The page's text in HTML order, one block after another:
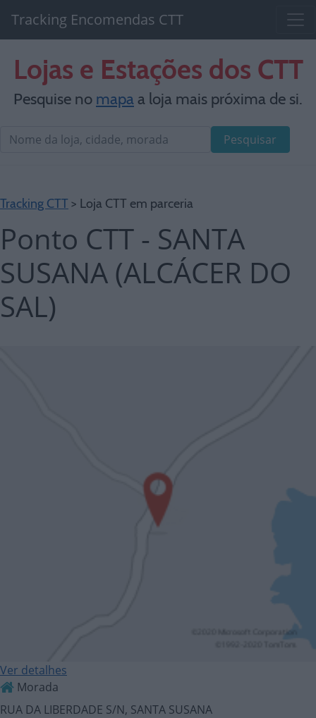
Tracking Encomendas CTT
Lojas e Estações dos CTT
Pesquise no mapaa loja mais próxima de si.
Pesquisar
Tracking CTT > Loja CTT em parceria
Ponto CTT - SANTA
SUSANA (ALCÁCER DO
SAL)
Ver detalhes
Morada
RUA DA LIBERDADE S/N, SANTA SUSANA